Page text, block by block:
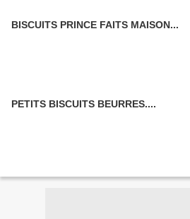
BISCUITS PRINCE FAITS MAISON...
PETITS BISCUITS BEURRES....